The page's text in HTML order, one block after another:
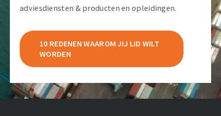
adviesdiensten & producten en opleidingen.
10 REDENEN WAAROM JIJ LID WILT
WORDEN